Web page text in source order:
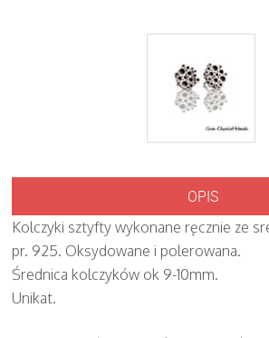
OPIS
Kolczyki sztyfty wykonane ręcznie ze
pr. 925. Oksydowane i polerowana.
Średnica kolczyków ok 9-10mm.
Unikat.